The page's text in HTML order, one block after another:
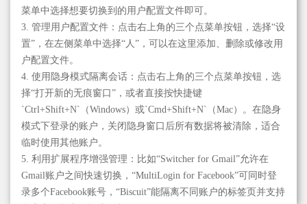
菜单中选择想要切换到的用户配置文件即可。
3. 管理用户配置文件：点击右上角的三个点菜单按钮，选择“设
置”，在左侧菜单中选择“人”，可以在这里添加、删除或修改用
户配置文件。
4. 使用隐身模式隔离会话：点击右上角的三个点菜单按钮，选
择“打开新的无痕窗口”，或者直接按快捷键
`Ctrl+Shift+N`（Windows）或`Cmd+Shift+N`（Mac）。在隐身
模式下登录的账户，关闭隐身窗口后所有数据将被清除，适合
临时使用其他账户。
5. 利用扩展程序增强管理：比如“Switcher for Gmail”允许在
Gmail账户之间快速切换，“MultiLogin for Facebook”可同时登
录多个Facebook账号，“Biscuit”能隔离不同账户的标签页并支持